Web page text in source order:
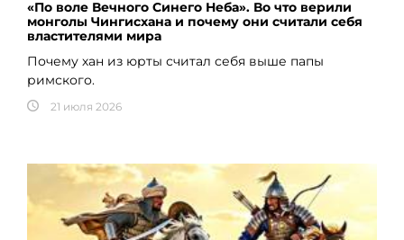
«По воле Вечного Синего Неба». Во что верили
монголы Чингисхана и почему они считали себя
властителями мира
Почему хан из юрты считал себя выше папы
римского.
21 июля 2026